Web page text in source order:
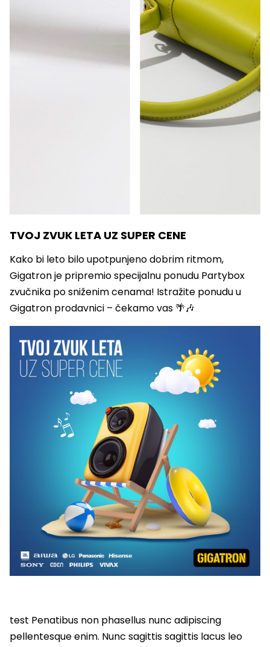
TVOJ ZVUK LETA UZ SUPER CENE
Kako bi leto bilo upotpunjeno dobrim ritmom,
Gigatron je pripremio specijalnu ponudu Partybox
zvučnika po sniženim cenama! Istražite ponudu u
Gigatron prodavnici – čekamo vas 🌴🎶
test Penatibus non phasellus nunc adipiscing
pellentesque enim. Nunc sagittis sagittis lacus leo